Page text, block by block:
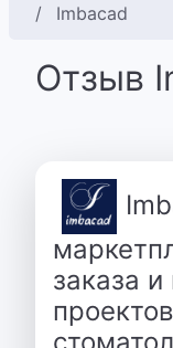
Imbacad
Отзыв
заказа